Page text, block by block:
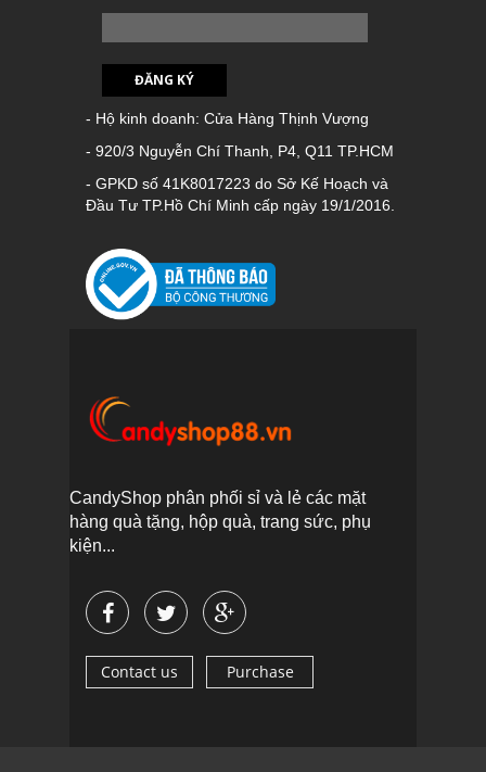
ĐĂNG KÝ
- Hộ kinh doanh: Cửa Hàng Thịnh Vượng
- 920/3 Nguyễn Chí Thanh, P4, Q11 TP.HCM
- GPKD số 41K8017223 do Sở Kế Hoạch và
Đầu Tư TP.Hồ Chí Minh cấp ngày 19/1/2016.
CandyShop phân phối sỉ và lẻ các mặt
hàng quà tặng, hộp quà, trang sức, phụ
kiện...
Contact us Purchase